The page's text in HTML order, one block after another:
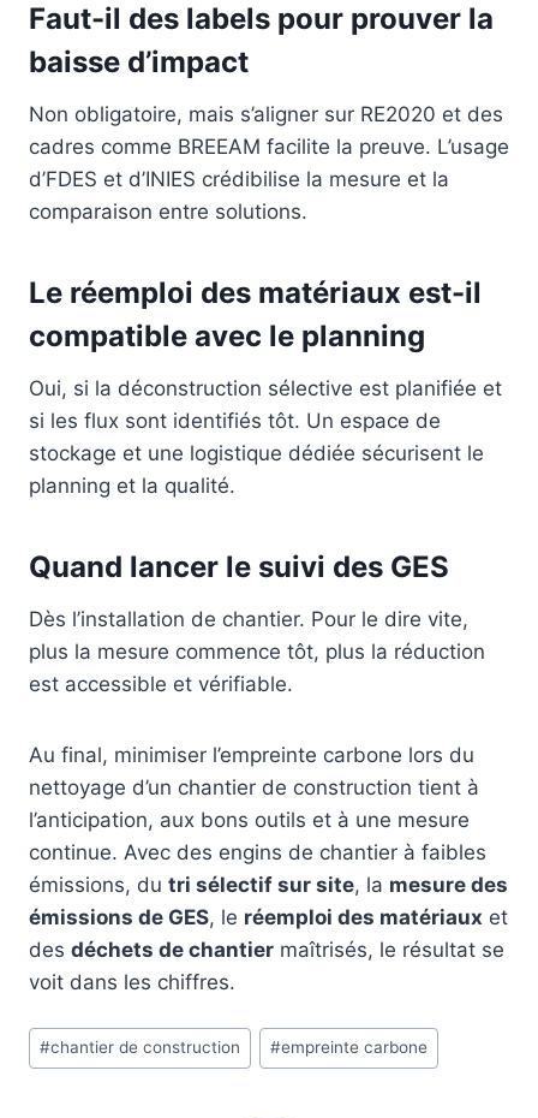
Faut-il des labels pour prouver la
baisse d’impact
Non obligatoire, mais s’aligner sur RE2020 et des
cadres comme BREEAM facilite la preuve. L’usage
d’FDES et d’INIES crédibilise la mesure et la
comparaison entre solutions.
Le réemploi des matériaux est-il
compatible avec le planning
Oui, si la déconstruction sélective est planifiée et
si les flux sont identifiés tôt. Un espace de
stockage et une logistique dédiée sécurisent le
planning et la qualité.
Quand lancer le suivi des GES
Dès l’installation de chantier. Pour le dire vite,
plus la mesure commence tôt, plus la réduction
est accessible et vérifiable.
Au final, minimiser l’empreinte carbone lors du
nettoyage d’un chantier de construction tient à
l’anticipation, aux bons outils et à une mesure
continue. Avec des engins de chantier à faibles
émissions, du tri sélectif sur site, la mesure des
émissions de GES, le réemploi des matériaux et
des déchets de chantier maîtrisés, le résultat se
voit dans les chiffres.
Étiquettes
de
#chantier de construction #empreinte carbone